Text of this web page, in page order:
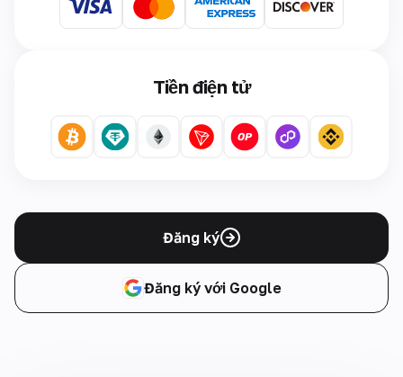
Tiền điện tử
Đăng ký
Đăng ký với Google